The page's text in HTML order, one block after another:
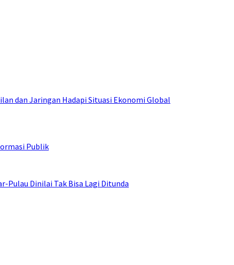
dan Jaringan Hadapi Situasi Ekonomi Global
Publik
Pulau Dinilai Tak Bisa Lagi Ditunda